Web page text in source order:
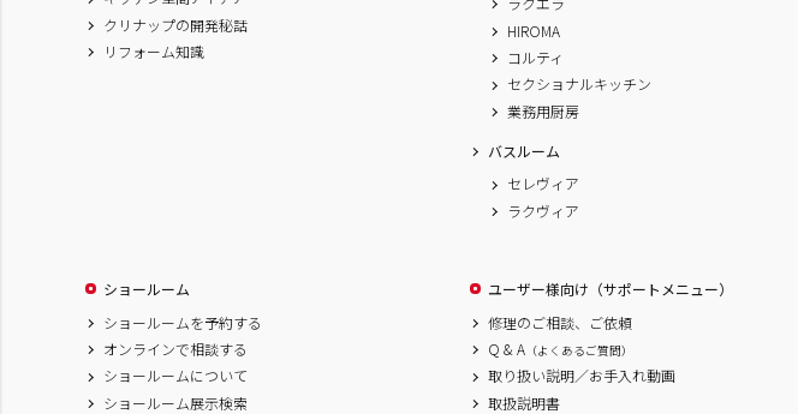
クリナップの開発秘話
リフォーム知識
HIROMA
コルティ
セクショナルキッチン
業務用厨房
バスルーム
セレヴィア
ラクヴィア
ショールーム
ショールームを予約する
オンラインで相談する
ショールームについて
ショールーム展示検索
ユーザー様向け（サポートメニュー）
修理のご相談、ご依頼
Q & A （よくあるご質問）
取り扱い説明／お手入れ動画
取扱説明書